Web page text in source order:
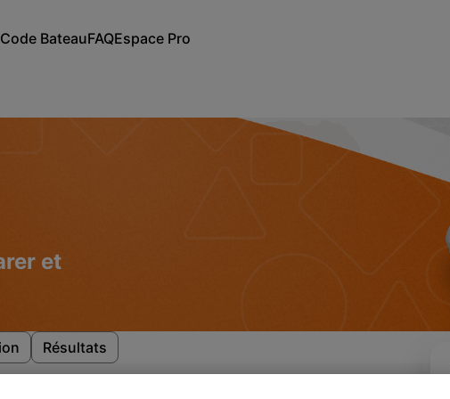
Code BateauFAQEspace Pro
et
Résultats